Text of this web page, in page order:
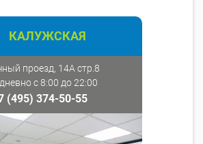
КАЛУЖСКАЯ
проезд, 14А стр.8
с 8:00 до 22:00
(495) 374-50-55